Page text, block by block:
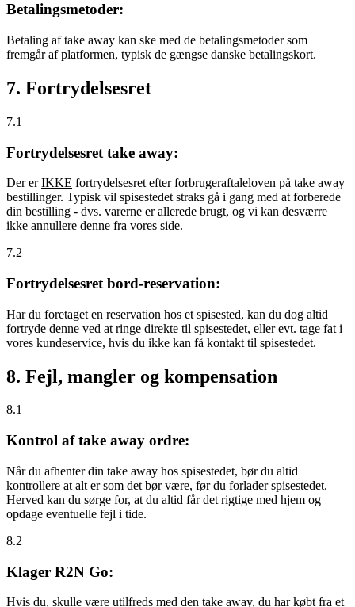
Betalingsmetoder:
Betaling af take away kan ske med de betalingsmetoder som
fremgår af platformen, typisk de gængse danske betalingskort.
7. Fortrydelsesret
7.1
Fortrydelsesret take away:
Der erIKKE fortrydelsesret efter forbrugeraftaleloven på take away
bestillinger. Typisk vil spisestedet straks gå i gang med at forberede
din bestilling - dvs. varerne er allerede brugt, og vi kan desværre
ikke annullere denne fra vores side.
7.2
Fortrydelsesret bord-reservation:
Har du foretaget en reservation hos et spisested, kan du dog altid
fortryde denne ved at ringe direkte til spisestedet, eller evt. tage fat i
vores kundeservice, hvis du ikke kan få kontakt til spisestedet.
8. Fejl, mangler og kompensation
8.1
Kontrol af take away ordre:
Når du afhenter din take away hos spisestedet, bør du altid
kontrollere at alt er som det bør være, førdu forlader spisestedet.
Herved kan du sørge for, at du altid får det rigtige med hjem og
opdage eventuelle fejl i tide.
8.2
Klager R2N Go:
Hvis du, skulle være utilfreds med den take away, du har købt fra et